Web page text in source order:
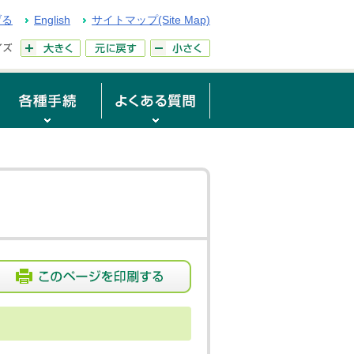
English サイトマップ(Site Map)